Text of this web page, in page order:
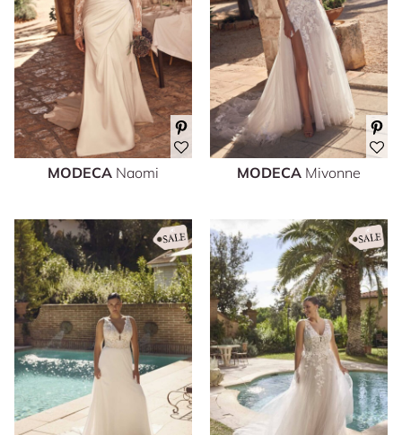
MODECA Naomi MODECA Mivonne